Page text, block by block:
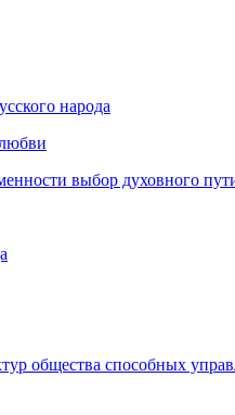
народа
выбор духовного
общества способных